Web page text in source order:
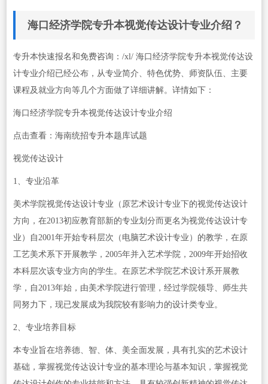
海口经济学院专升本视觉传达设计专业介绍？
专升本快速报名和免费咨询：/xl/ 海口经济学院专升本视觉传达设
计专业介绍已经公布，从专业简介、特色优势、师资队伍、主要
课程及就业方向等几个方面做了详细讲解。详情如下：
海口经济学院专升本视觉传达设计专业介绍
点击查看：海南统招专升本题库试题
视觉传达设计
1、专业沿革
美术学院视觉传达设计专业（原艺术设计专业下的视觉传达设计
方向，在2013初应教育部新的专业划分而更名为视觉传达设计专
业）自2001年开始专科层次（电脑艺术设计专业）的教学，在原
工艺美术系下开展教学，2005年并入艺术学院，2009年开始招收
本科层次该专业方向的学生。在原艺术学院艺术设计系开展教
学，自2013年始，由美术学院进行管理，经过学院领导、师生共
同努力下，现已发展成为我院较有影响力的设计类专业。
2、专业培养目标
本专业旨在培养德、智、体、美全面发展，具有扎实的艺术设计
基础，掌握视觉传达设计专业的基本理论与基本知识，掌握视觉